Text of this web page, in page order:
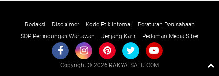
Redaksi Disclaimer Kode Etik Internal
Peraturan Perusahaan
SOP Perlindungan Wartawan
Jenjang Karir Pedoman Media Siber
Copyright © 2026 RAKYATSATU.COM